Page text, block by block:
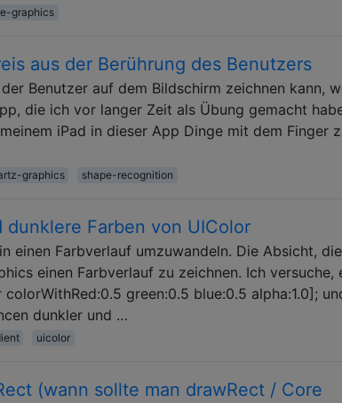
graphics
aus der Berührung des Benutzers
Benutzer auf dem Bildschirm zeichnen kann,
die ich vor langer Zeit als Übung gemacht
iPad in dieser App Dinge mit dem Finger
graphics shape-recognition
Farben von UIColor
einen Farbverlauf umzuwandeln. Die Absicht,
einen Farbverlauf zu zeichnen. Ich versuche,
green:0.5 blue:0.5 alpha:1.0];
dunkler und …
uicolor
(wann sollte man drawRect / Core